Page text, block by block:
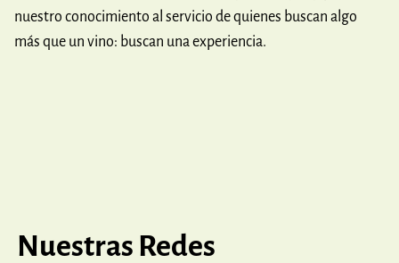
nuestro conocimiento al servicio de quienes buscan algo
más que un vino: buscan una experiencia.
Nuestras Redes